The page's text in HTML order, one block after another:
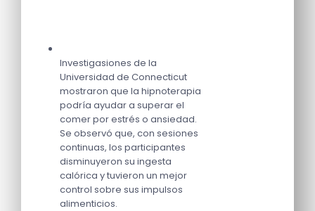
Investigasiones de la
Universidad de Connecticut
mostraron que la hipnoterapia
podría ayudar a superar el
comer por estrés o ansiedad.
Se observó que, con sesiones
continuas, los participantes
disminuyeron su ingesta
calórica y tuvieron un mejor
control sobre sus impulsos
alimenticios.